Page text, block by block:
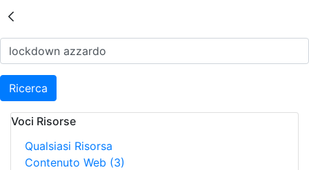
Risultati della Ricerca -
Ricerca
Voci Risorse
Qualsiasi Risorsa
Contenuto Web (3)